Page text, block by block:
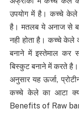
उपयोग में है। कच्‍चे केले
है। मतलब ये अनाज से
नही होता है। कच्‍चे केले
बनाने में इस्‍तेमाल कर
बिस्‍कुट बनाने में करते
अनुसार यह ऊर्जा,
कच्‍चे केले का आटा
Benefits of Raw